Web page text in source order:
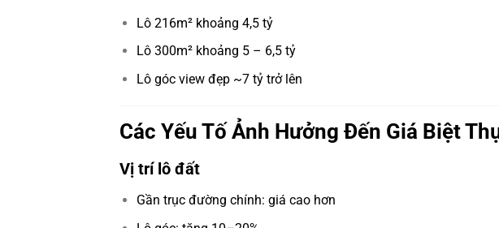
Lô 216m² khoảng 4,5 tỷ
Lô 300m² khoảng 5 – 6,5 tỷ
Lô góc view đẹp ~7 tỷ trở lên
Các Yếu Tố Ảnh Hưởng Đến Giá Biệt
Vị trí lô đất
Gần trục đường chính: giá cao hơn